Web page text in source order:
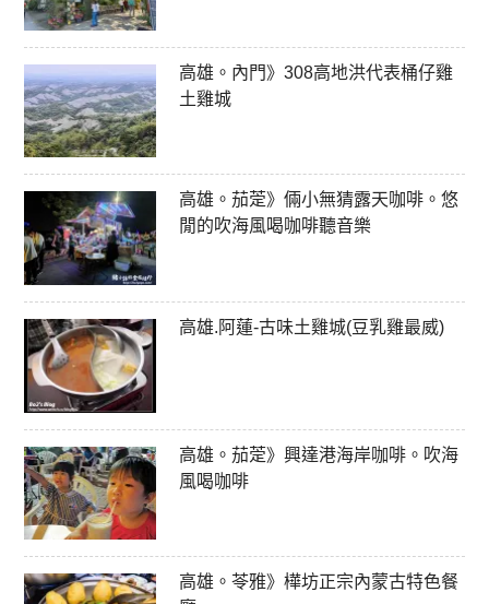
高雄。內門》308高地洪代表桶仔雞
土雞城
高雄。茄萣》倆小無猜露天咖啡。悠
閒的吹海風喝咖啡聽音樂
高雄.阿蓮-古味土雞城(豆乳雞最威)
高雄。茄萣》興達港海岸咖啡。吹海
風喝咖啡
高雄。苓雅》樺坊正宗內蒙古特色餐